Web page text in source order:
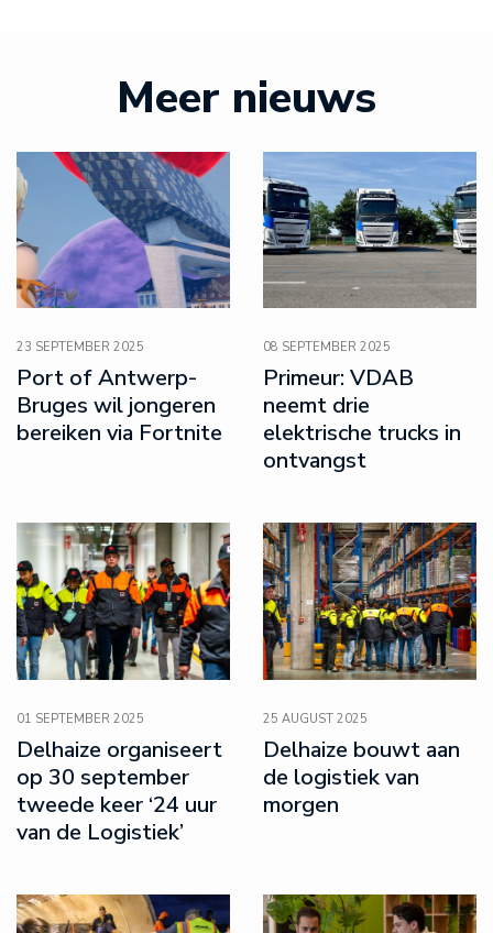
Meer nieuws
23 SEPTEMBER 2025
Port of Antwerp-
Bruges wil jongeren
bereiken via Fortnite
08 SEPTEMBER 2025
Primeur: VDAB
neemt drie
elektrische trucks in
ontvangst
01 SEPTEMBER 2025
Delhaize organiseert
op 30 september
tweede keer ‘24 uur
van de Logistiek’
25 AUGUST 2025
Delhaize bouwt aan
de logistiek van
morgen